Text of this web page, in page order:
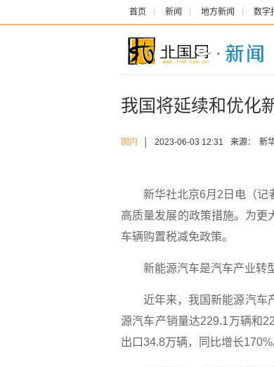
首页 新闻 地方新闻 数字
我国将延续和优化
国内 2023-06-03 12:31 来源： 新
新华社北京6月2日电（记者
高质量发展的政策措施。为更
车辆购置税减免政策。
新能源汽车是汽车产业转型
近年来，我国新能源汽车产
源汽车产销量达229.1万辆和
出口34.8万辆，同比增长170%